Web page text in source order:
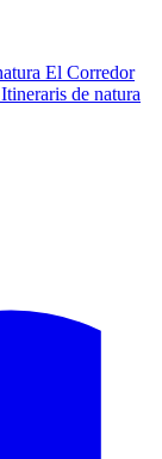
El Corredor
Itineraris de natura